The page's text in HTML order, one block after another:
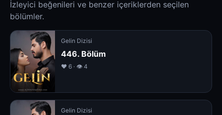
İzleyici beğenileri ve benzer içeriklerden seçilen
bölümler.
Gelin Dizisi
446. Bölüm
❤️ 6 · 👁 4
Gelin Dizisi